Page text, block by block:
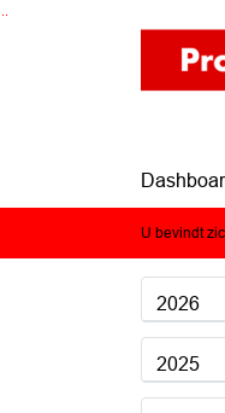
Ga naar de inhoud van
Ga naar het zoeken
Ga naar het menu
U bevindt
2026
2025